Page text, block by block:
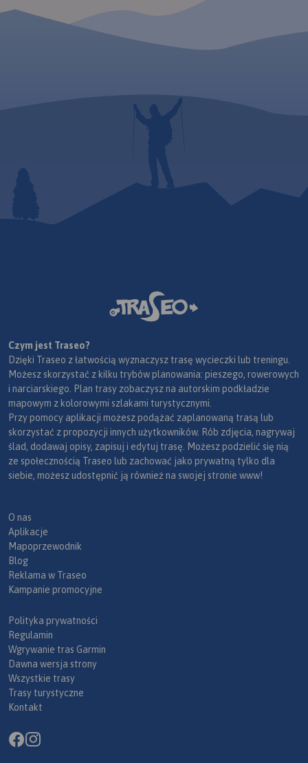
Czym jest Traseo?
Dzięki Traseo z łatwością wyznaczysz trasę wycieczki lub treningu.
Możesz skorzystać z kilku trybów planowania: pieszego, rowerowych
i narciarskiego. Plan trasy zobaczysz na autorskim podkładzie
mapowym z kolorowymi szlakami turystycznymi.
Przy pomocy aplikacji możesz podążać zaplanowaną trasą lub
skorzystać z propozycji innych użytkowników. Rób zdjęcia, nagrywaj
ślad, dodawaj opisy, zapisuj i edytuj trasę. Możesz podzielić się nią
ze społecznością Traseo lub zachować jako prywatną tylko dla
siebie, możesz udostępnić ją również na swojej stronie www!
O nas
Aplikacje
Mapoprzewodnik
Blog
Reklama w Traseo
Kampanie promocyjne
Polityka prywatności
Regulamin
Wgrywanie tras Garmin
Dawna wersja strony
Wszystkie trasy
Trasy turystyczne
Kontakt